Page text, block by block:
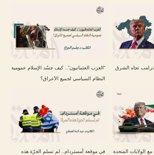
ترامب تجاه الشرق
“العرب العثمانيون”.. كيف جسّد الإسلام عمومية
النظام السياسي لجميع الأعراق؟
الولايات المتحدة
في موقعة أمستردام.. لم تسلم الجرّة هذه